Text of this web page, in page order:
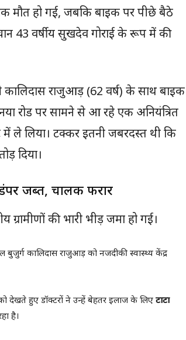
मौत हो गई, जबकि बाइक पर पीछे बैठे
43 वर्षीय सुखदेव गोराई के रूप में की
राजुआड़ (62 वर्ष) के साथ बाइक
नया रोड पर सामने से आ रहे एक अनियंत्रित
लिया। टक्कर इतनी जबरदस्त थी कि
दिया।
जब्त, चालक फरार
की भारी भीड़ जमा हो गई।
बुजुर्ग कालिदास राजुआड़ को नजदीकी स्वास्थ्य केंद्र
देखते हुए डॉक्टरों ने उन्हें बेहतर इलाज के लिए टाटा
है।